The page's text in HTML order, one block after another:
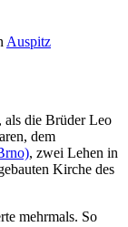
Auspitz
als die Brüder Leo
dem
, zwei Lehen in
Kirche des
mehrmals. So